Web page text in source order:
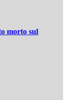
morto sul